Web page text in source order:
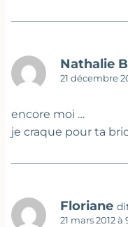
Nathalie B
21 décembre
encore moi …
je craque pour ta
Floriane
21 mars 2012